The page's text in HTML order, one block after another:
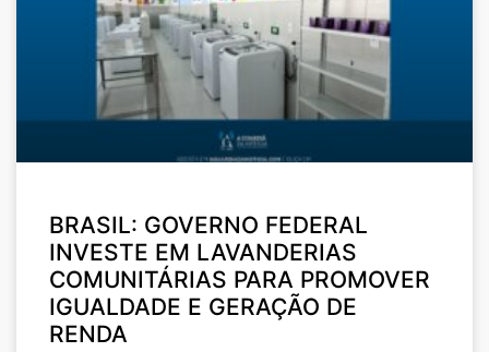
BRASIL: GOVERNO FEDERAL
INVESTE EM LAVANDERIAS
COMUNITÁRIAS PARA PROMOVER
IGUALDADE E GERAÇÃO DE
RENDA